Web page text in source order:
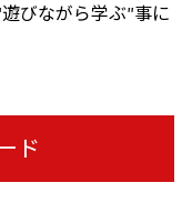
びながら学ぶ”事に
ド